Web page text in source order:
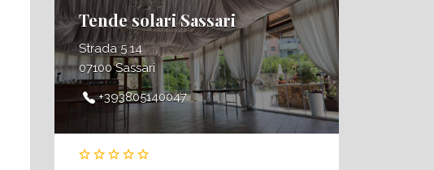
Tende solari Sassari
Strada 5 14
07100 Sassari
+393805140047